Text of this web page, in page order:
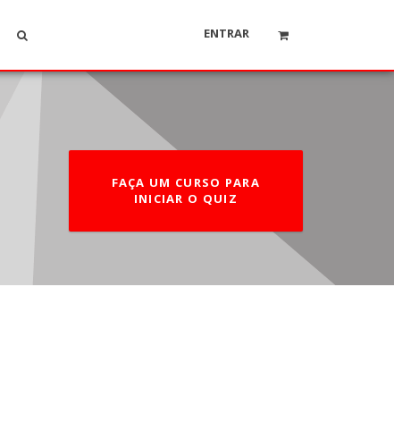
ENTRAR
FAÇA UM CURSO PARA
INICIAR O QUIZ